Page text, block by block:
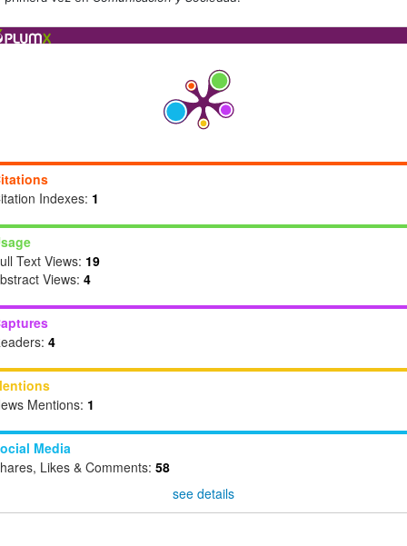
Indexes: 1
Text Views: 19
Views: 4
4
Mentions: 1
Media
Likes & Comments: 58
see details